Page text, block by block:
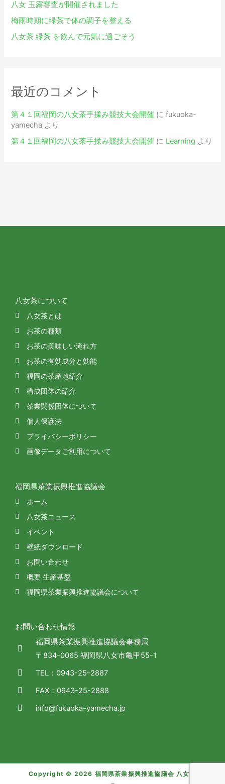
八女 玉露審査が開催されました
梅雨時期に緑茶で体の調子を整える
八女茶 緑茶 を飲んで元気に過ごそう
最近のコメント
第４１回福岡の八女茶手揉み競技大会開催 にfukuoka-
yamecha より
第４１回福岡の八女茶手揉み競技大会開催 に Learning より
お問い合わせ情報
福岡県茶業振興推進協議会事務局
〒834-0065 福岡県八女市亀甲55-1
TEL：0943-25-2887
FAX：0943-25-2888
info@fukuoka-yamecha.jp
福岡県茶業振興推進協議会
ホーム
八女茶ニュース
イベント
壁紙ダウンロード
お問い合わせ
概要 生産基盤
福岡県茶業振興推進協議会について
八女茶について
八女茶とは
お茶の種類
お茶の美味しい淹れ方
お茶の有効成分と効能
福岡の茶産地紹介
構成団体の紹介
茶業関係団体について
個人保護法
プライバシーポリシー
画像データご利用について
Copyright © 2026 福岡県茶業振興推進協議会 八女茶